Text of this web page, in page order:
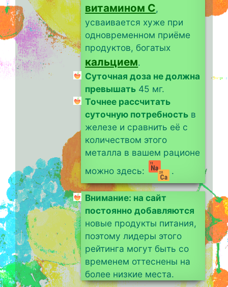
витамином C,
усваивается хуже при
одновременном приёме
продуктов, богатых
кальцием.
Суточная доза не должна
превышать 45 мг.
Точнее рассчитать
суточную потребность в
железе и сравнить её с
количеством этого
металла в вашем рационе
можно здесь:
Внимание: на сайт
постоянно добавляются
новые продукты питания,
поэтому лидеры этого
рейтинга могут быть со
временем оттеснены на
более низкие места.